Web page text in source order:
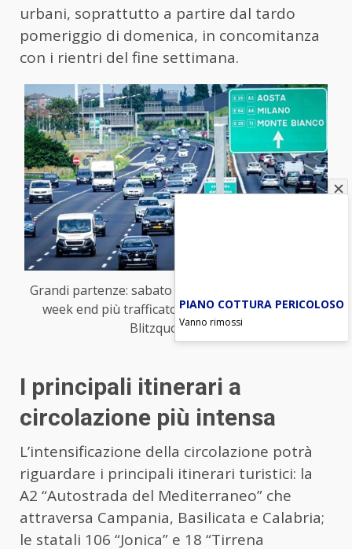
urbani, soprattutto a partire dal tardo
pomeriggio di domenica, in concomitanza
con i rientri del fine settimana.
Grandi partenze: sabato 10 agosto bollino nero, il
week end più trafficato dell’estate (foto Ansa-
Blitzquotidiano)
I principali itinerari a
circolazione più intensa
L’intensificazione della circolazione potrà
riguardare i principali itinerari turistici: la
A2 “Autostrada del Mediterraneo” che
attraversa Campania, Basilicata e Calabria;
le statali 106 “Jonica” e 18 “Tirrena
PIANO COTTURA PERICOLOSO
Vanno rimossi